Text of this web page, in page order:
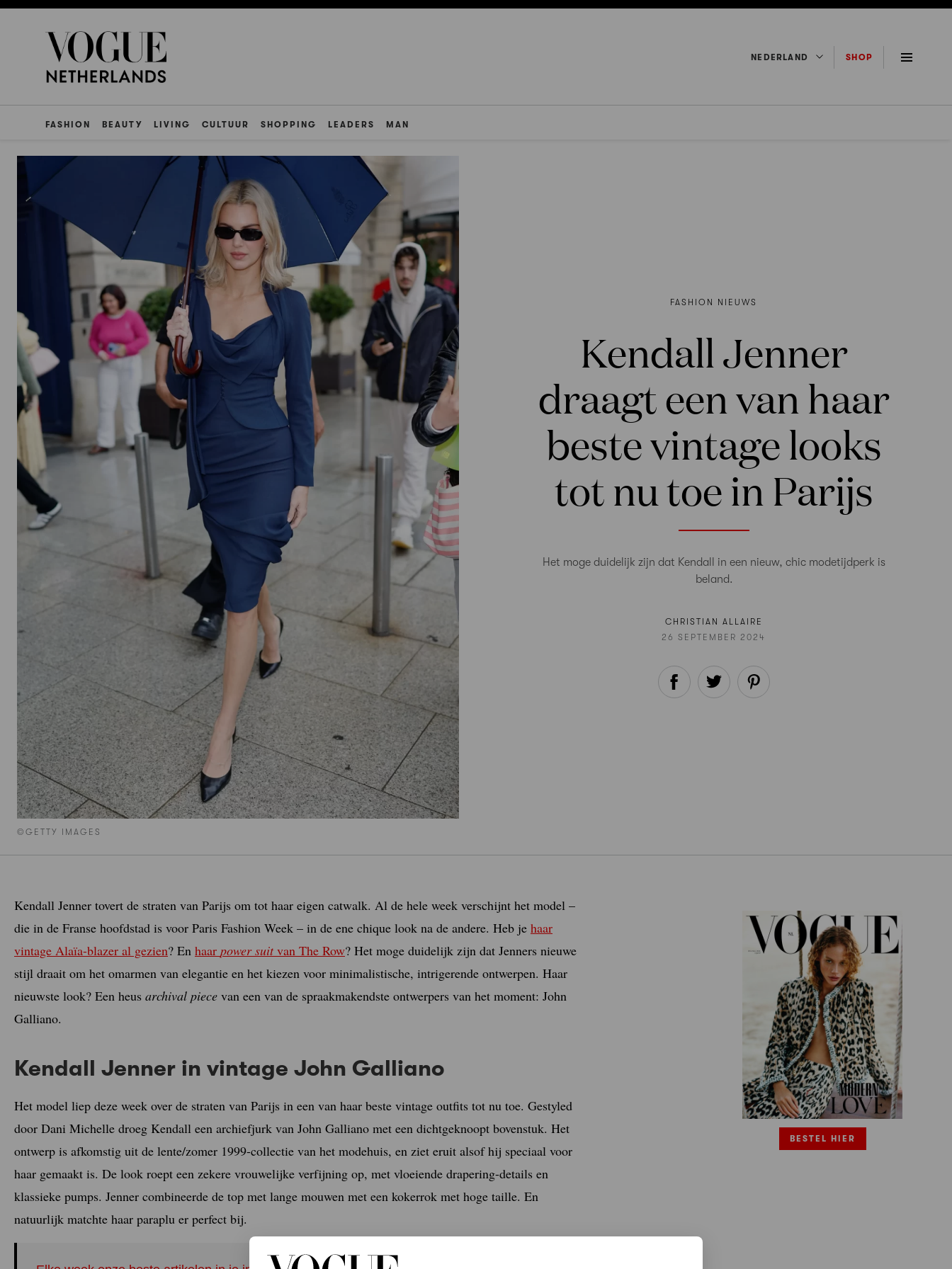
NEDERLAND SHOP
FASHION BEAUTY LIVING CULTUUR SHOPPING LEADERS MAN
©GETTY IMAGES
FASHION NIEUWS
Kendall Jenner
draagt een van haar
beste vintage looks
tot nu toe in Parijs
Het moge duidelijk zijn dat Kendall in een nieuw, chic modetijdperk is
beland.
CHRISTIAN ALLAIRE
26 SEPTEMBER 2024
Kendall Jenner tovert de straten van Parijs om tot haar eigen catwalk. Al de hele week verschijnt het model –
die in de Franse hoofdstad is voor Paris Fashion Week – in de ene chique look na de andere. Heb je haar
vintage Alaïa-blazer al gezien? En haar power suitvan The Row? Het moge duidelijk zijn dat Jenners nieuwe
stijl draait om het omarmen van elegantie en het kiezen voor minimalistische, intrigerende ontwerpen. Haar
nieuwste look? Een heus archival piece van een van de spraakmakendste ontwerpers van het moment: John
Galliano.
Kendall Jenner in vintage John Galliano
Het model liep deze week over de straten van Parijs in een van haar beste vintage outfits tot nu toe. Gestyled
door Dani Michelle droeg Kendall een archiefjurk van John Galliano met een dichtgeknoopt bovenstuk. Het
ontwerp is afkomstig uit de lente/zomer 1999-collectie van het modehuis, en ziet eruit alsof hij speciaal voor
haar gemaakt is. De look roept een zekere vrouwelijke verfijning op, met vloeiende drapering-details en
klassieke pumps. Jenner combineerde de top met lange mouwen met een kokerrok met hoge taille. En
natuurlijk matchte haar paraplu er perfect bij.
BESTEL HIER